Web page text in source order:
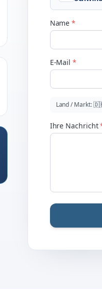
Name *
E-Mail *
Land / Markt:
Ihre Nachricht